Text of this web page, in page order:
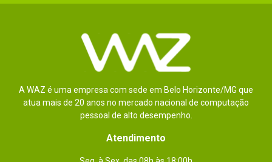
A WAZ é uma empresa com sede em Belo Horizonte/MG que
atua mais de 20 anos no mercado nacional de computação
pessoal de alto desempenho.
Atendimento